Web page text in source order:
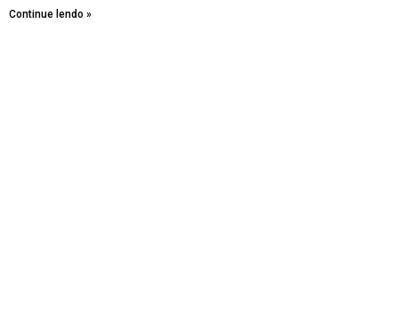
Continue lendo »